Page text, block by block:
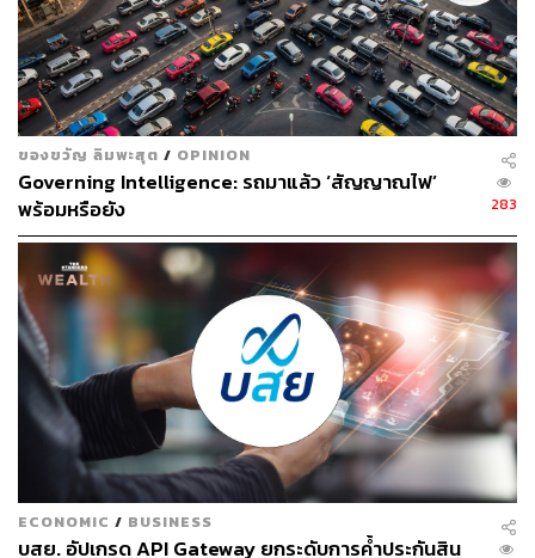
สามารถติดตาม THE STANDARD WEALTH
ผ่านแอปพลิเคชันต่างๆ ที่คุณสะดวกหรือใช้งานอยู่แล้วได้เลย
TAGS: สินเชื่อยานยนต์ SCBX Alpha X
สินเชื่อรถหรู
บมจ.มิลเลนเนียม กรุ๊ป คอร์ปอเรชั่น (เอเชีย) (MGC)
วศิน ไสยวรรณ
อาทิตย์ นันทวิทยา
MGC-ASIA
สินเชื่อ
เงินกู้
ของขวัญ ลิมพะสุต / OPINION
Governing Intelligence: รถมาแล้ว ‘สัญญาณไฟ’
พร้อมหรือยัง
283
ECONOMIC / BUSINESS
บสย. อัปเกรด API Gateway ยกระดับการค้ำประกันสิน